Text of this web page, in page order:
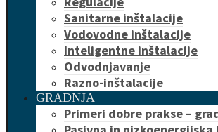
Sanitarne inštalacije
Vodovodne inštalacije
Inteligentne inštalacije
Odvodnjavanje
Razno-inštalacije
GRADNJA
Primeri dobre prakse –